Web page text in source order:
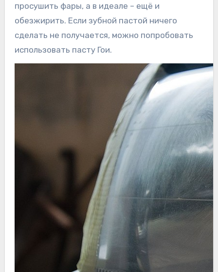
просушить фары, а в идеале – ещё и
обезжирить. Если зубной пастой ничего
сделать не получается, можно попробовать
использовать пасту Гои.